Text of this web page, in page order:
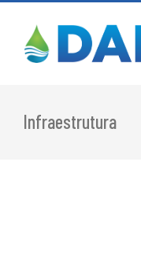
Infraestrutura